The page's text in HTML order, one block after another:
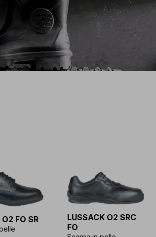
O2 FO SR
LUSSACK O2 SRC
FO